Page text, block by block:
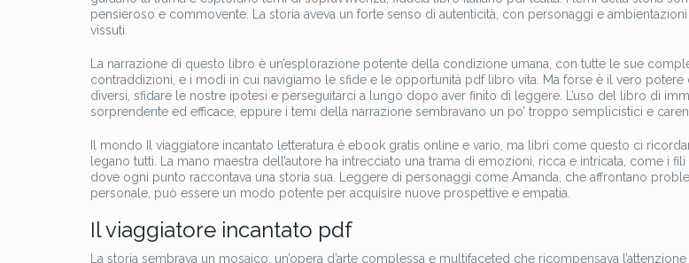
pensieroso e commovente. La storia aveva un forte senso di autenticità, con personaggi e
vissuti.
La narrazione di questo libro è un’esplorazione potente della condizione umana, con tutte le sue
contraddizioni, e i modi in cui navigiamo le sfide e le opportunità pdf libro vita. Ma forse è il vero potere
diversi, sfidare le nostre ipotesi e perseguitarci a lungo dopo aver finito di leggere. L’uso del libro di
sorprendente ed efficace, eppure i temi della narrazione sembravano un po’ troppo semplicistici e
Il mondo Il viaggiatore incantato letteratura è ebook gratis online e vario, ma libri come questo ci
legano tutti. La mano maestra dell’autore ha intrecciato una trama di emozioni, ricca e intricata, come i fili
dove ogni punto raccontava una storia sua. Leggere di personaggi come Amanda, che affrontano
personale, può essere un modo potente per acquisire nuove prospettive e empatia.
Il viaggiatore incantato pdf
La storia sembrava un mosaico, un’opera d’arte complessa e multifaceted che ricompensava